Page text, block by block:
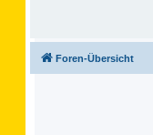
Foren-Übersicht